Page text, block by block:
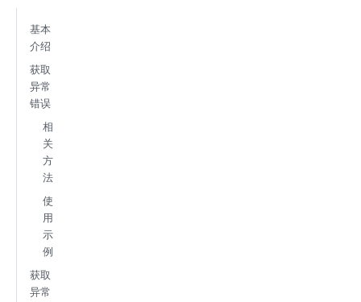
基本
介绍
获取
异常
错误
相
关
方
法
使
用
示
例
获取
异常